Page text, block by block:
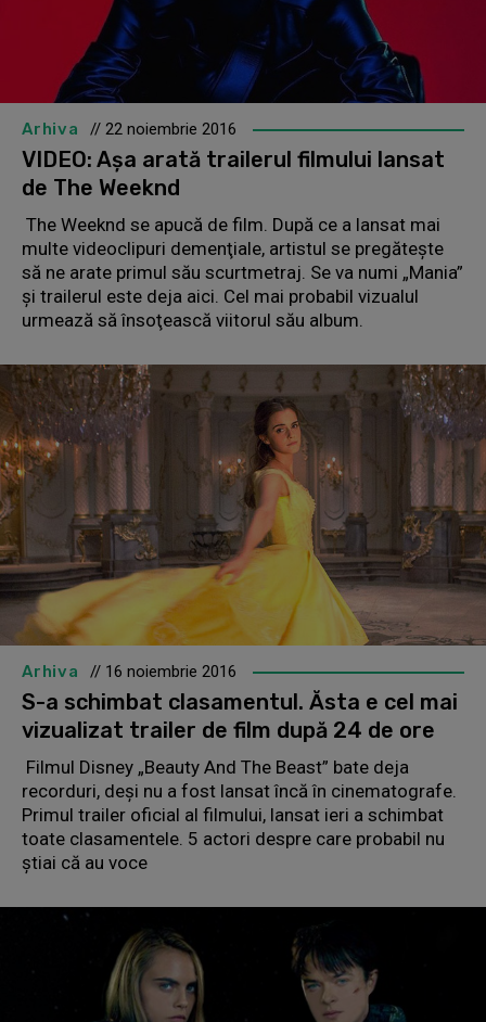
Arhiva // 22 noiembrie 2016
VIDEO: Aşa arată trailerul filmului lansat
de The Weeknd
The Weeknd se apucă de film. După ce a lansat mai
multe videoclipuri demenţiale, artistul se pregăteşte
să ne arate primul său scurtmetraj. Se va numi „Mania”
şi trailerul este deja aici. Cel mai probabil vizualul
urmează să însoţească viitorul său album.
Arhiva // 16 noiembrie 2016
S-a schimbat clasamentul. Ăsta e cel mai
vizualizat trailer de film după 24 de ore
Filmul Disney „Beauty And The Beast” bate deja
recorduri, deşi nu a fost lansat încă în cinematografe.
Primul trailer oficial al filmului, lansat ieri a schimbat
toate clasamentele. 5 actori despre care probabil nu
ştiai că au voce